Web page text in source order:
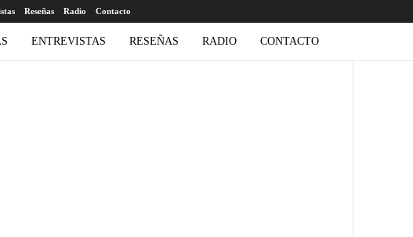
Reseñas Radio Contacto
ENTREVISTAS RESEÑAS RADIO CONTACTO